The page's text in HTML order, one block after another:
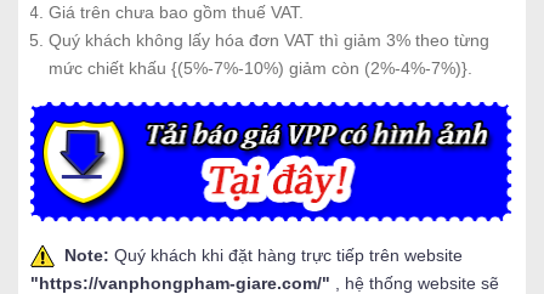
Giá trên chưa bao gồm thuế VAT.
Quý khách không lấy hóa đơn VAT thì giảm 3% theo từng
mức chiết khấu {(5%-7%-10%) giảm còn (2%-4%-7%)}.
Note: Quý khách khi đặt hàng trực tiếp trên website
"https://vanphongpham-giare.com/" , hệ thống website sẽ